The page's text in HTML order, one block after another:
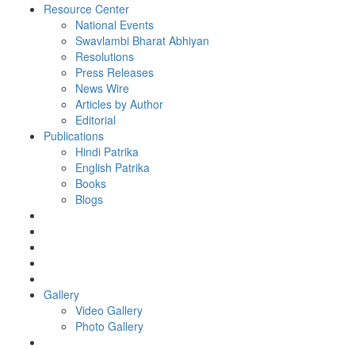
Resource Center
National Events
Swavlambi Bharat Abhiyan
Resolutions
Press Releases
News Wire
Articles by Author
Editorial
Publications
Hindi Patrika
English Patrika
Books
Blogs
Gallery
Video Gallery
Photo Gallery